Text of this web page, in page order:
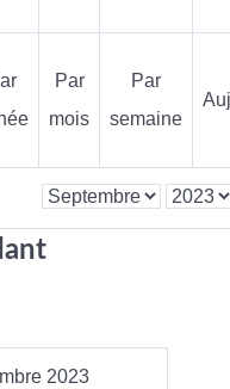
Par
mois
Par
semaine
2023